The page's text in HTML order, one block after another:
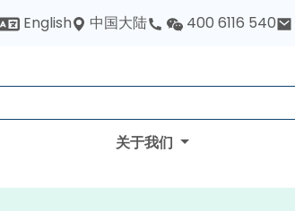
English 中国大陆 400 6116 540
关于我们